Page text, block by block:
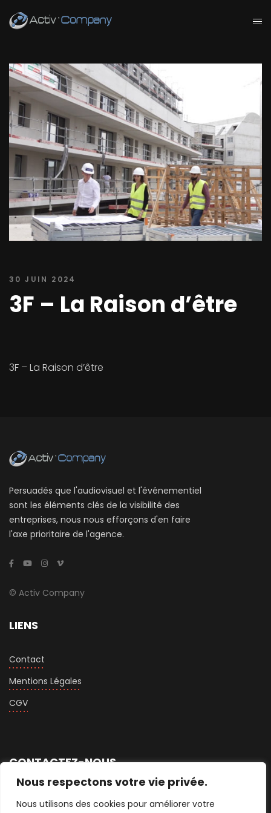
Nous respectons votre vie privée.
Nous utilisons des cookies pour améliorer votre
30 JUIN 2024
3F – La Raison d’être
3F – La Raison d’être
Persuadés que l'audiovisuel et l'événementiel
sont les éléments clés de la visibilité des
entreprises, nous nous efforçons d'en faire
l'axe prioritaire de l'agence.
© Activ Company
LIENS
Contact
Mentions Légales
CGV
CONTACTEZ-NOUS